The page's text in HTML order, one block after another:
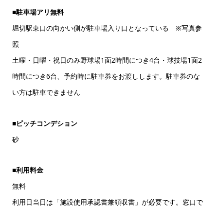
■駐車場アリ無料
堀切駅東口の向かい側が駐車場入り口となっている ※写真参
照
土曜・日曜・祝日のみ野球場1面2時間につき4台・球技場1面2
時間につき6台、予約時に駐車券をお渡しします。駐車券のな
い方は駐車できません
■ピッチコンデション
砂
■利用料金
無料
利用日当日は「施設使用承認書兼領収書」が必要です。窓口で